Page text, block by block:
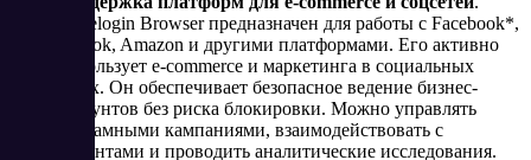
Morelogin Browser предназначен для работы с Facebook*,
TikTok, Amazon и другими платформами. Его активно
использует e-commerce и маркетинга в социальных
сетях. Он обеспечивает безопасное ведение бизнес-
аккаунтов без риска блокировки. Можно управлять
рекламными кампаниями, взаимодействовать с
клиентами и проводить аналитические исследования.